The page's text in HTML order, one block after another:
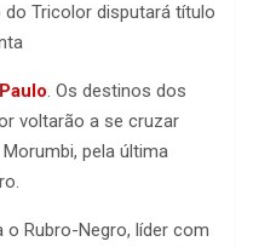
Tricolor disputará título
. Os destinos dos
voltarão a se cruzar
pela última
Rubro-Negro, líder com